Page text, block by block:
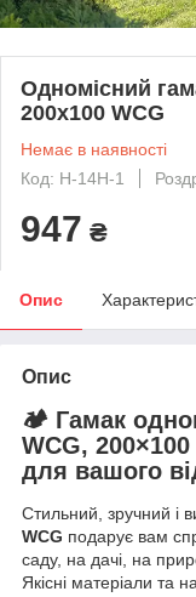
Одномісний
200х100 WCG
Немає в наявності
Код: H-14H-1
947 ₴
Опис
Опис
🏕️ Гамак
WCG,
для вашого
Стильний, зручний і
WCG подарує вам
саду, на дачі, на
Якісні матеріали та